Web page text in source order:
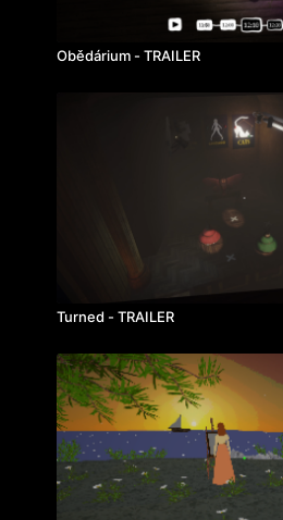
Obědárium - TRAILER
Turned - TRAILER